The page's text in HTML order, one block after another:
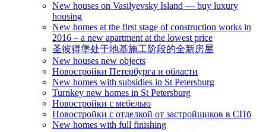
New houses on Vasilyevsky Island — buy luxury
housing
New homes at the first stage of construction works in
2016 – a new apartment at the lowest price
圣彼得堡处于地基施工阶段的全新房屋
New houses new objects
Новостройки Петербурга и области
New homes with subsidies in St Petersburg
Turnkey new homes in St Petersburg
Новостройки с мебелью
Новостройки с отделкой от застройщиков в СПб
New homes with full finishing